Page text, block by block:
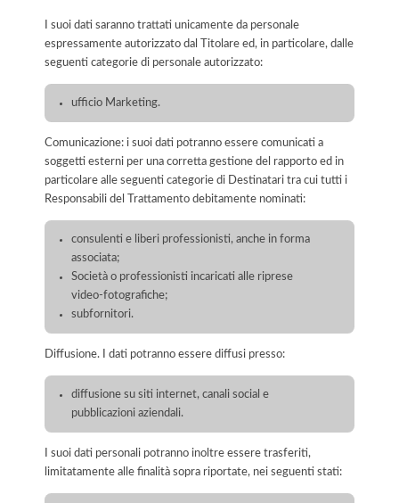
I suoi dati saranno trattati unicamente da personale
espressamente autorizzato dal Titolare ed, in particolare, dalle
seguenti categorie di personale autorizzato:
ufficio Marketing.
Comunicazione: i suoi dati potranno essere comunicati a
soggetti esterni per una corretta gestione del rapporto ed in
particolare alle seguenti categorie di Destinatari tra cui tutti i
Responsabili del Trattamento debitamente nominati:
consulenti e liberi professionisti, anche in forma
associata;
Società o professionisti incaricati alle riprese
video-fotografiche;
subfornitori.
Diffusione. I dati potranno essere diffusi presso:
diffusione su siti internet, canali social e
pubblicazioni aziendali.
I suoi dati personali potranno inoltre essere trasferiti,
limitatamente alle finalità sopra riportate, nei seguenti stati: